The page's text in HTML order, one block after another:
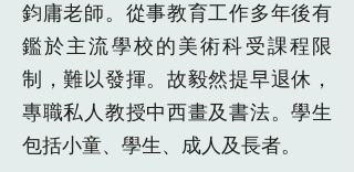
鈞庸老師。從事教育工作多年後有
鑑於主流學校的美術科受課程限
制，難以發揮。故毅然提早退休，
專職私人教授中西畫及書法。學生
包括小童、學生、成人及長者。